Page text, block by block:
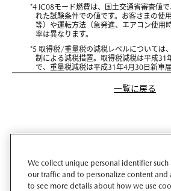
*4 JC08モード燃費は、国土交通省審査値
れた試験条件での値です。お客さまの使
等）や運転方法（急発進、エアコン使用
率は異なります。
*5 取得税/重量税の減税レベルについては
制による減税措置。取得税減税は平成31
で、重量税減税は平成31年4月30日新車届
一覧に戻る
We collect unique personal identifier such
our traffic and to personalize content and
to see more details about how we use